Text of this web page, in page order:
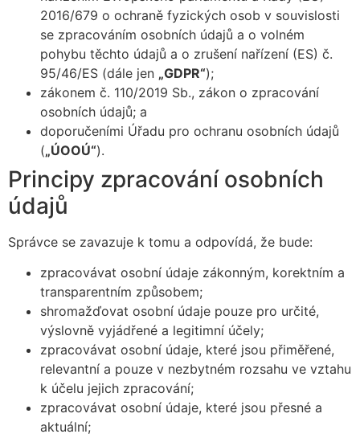
2016/679 o ochraně fyzických osob v souvislosti
se zpracováním osobních údajů a o volném
pohybu těchto údajů a o zrušení nařízení (ES) č.
95/46/ES (dále jen „GDPR“);
zákonem č. 110/2019 Sb., zákon o zpracování
osobních údajů; a
doporučeními Úřadu pro ochranu osobních údajů
(„ÚOOÚ“).
Principy zpracování osobních
údajů
Správce se zavazuje k tomu a odpovídá, že bude:
zpracovávat osobní údaje zákonným, korektním a
transparentním způsobem;
shromažďovat osobní údaje pouze pro určité,
výslovně vyjádřené a legitimní účely;
zpracovávat osobní údaje, které jsou přiměřené,
relevantní a pouze v nezbytném rozsahu ve vztahu
k účelu jejich zpracování;
zpracovávat osobní údaje, které jsou přesné a
aktuální;